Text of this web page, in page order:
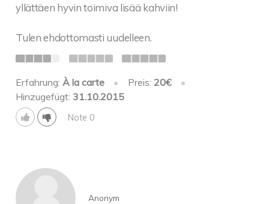
yllättäen hyvin toimiva lisää kahviin!
Tulen ehdottomasti uudelleen.
Erfahrung:À la carte • Preis: 20€
•
Hinzugefügt: 31.10.2015
Note 0
Anonym